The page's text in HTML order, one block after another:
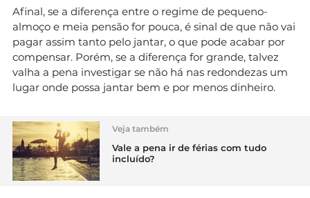
Afinal, se a diferença entre o regime de pequeno-
almoço e meia pensão for pouca, é sinal de que não vai
pagar assim tanto pelo jantar, o que pode acabar por
compensar. Porém, se a diferença for grande, talvez
valha a pena investigar se não há nas redondezas um
lugar onde possa jantar bem e por menos dinheiro.
Veja também
Vale a pena ir de férias com tudo
incluído?